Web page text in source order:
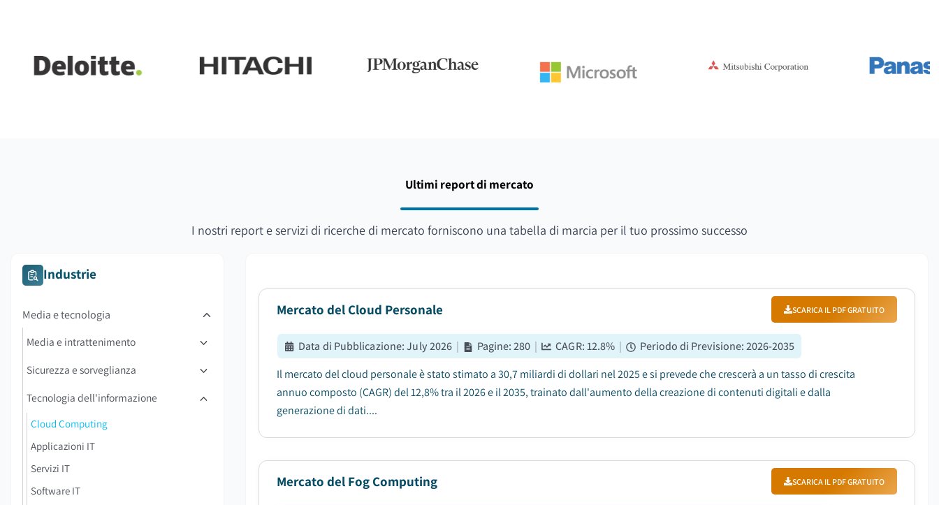
Ultimi report di mercato
I nostri report e servizi di ricerche di mercato forniscono una tabella di marcia per il tuo prossimo successo
Industrie
Media e tecnologia
Media e intrattenimento
Sicurezza e sorveglianza
Tecnologia dell'informazione
Cloud Computing
Applicazioni IT
Servizi IT
Software IT
Mercato del Cloud Personale SCARICA IL PDF GRATUITO
Data di Pubblicazione:July 2026 | Pagine:280 | CAGR:12.8% | Periodo di Previsione:2026-2035
Il mercato del cloud personale è stato stimato a 30,7 miliardi di dollari nel 2025 e si prevede che crescerà a un tasso di crescita
annuo composto (CAGR) del 12,8% tra il 2026 e il 2035, trainato dall'aumento della creazione di contenuti digitali e dalla
generazione di dati....
Mercato del Fog Computing SCARICA IL PDF GRATUITO